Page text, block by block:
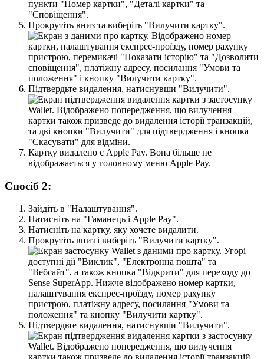
Прокрутіть вниз та виберіть "Вилучити картку".
Підтвердьте видалення, натиснувши "Вилучити".
Картку видалено с Apple Pay. Вона більше не
відображається у головному меню Apple Pay.
Спосіб 2:
Зайдіть в "Налаштування".
Натисніть на "Гаманець і Apple Pay".
Натисніть на картку, яку хочете видалити.
Прокрутіть вниз і виберіть "Вилучити картку".
Підтвердьте видалення, натиснувши "Вилучити".